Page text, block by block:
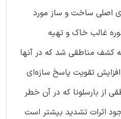
اصلی ساخت و ساز مورد
غالب خاک و تهیه
کشف مناطقی شد که در آنها
تقویت پاسخ سازه‌ای
از بارسلونا که در آن خطر
اثرات تشدید بیشتر است